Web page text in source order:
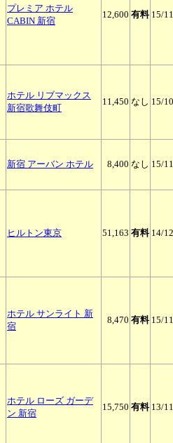
プレミア ホテル
CABIN 新宿
12,600 有料 15/11
ホテル リブマックス
新宿歌舞伎町
11,450 なし 15/10
新宿 アーバン ホテル 8,400 なし 15/11
ヒルトン東京 51,163 有料 14/12
ホテル サンライト 新
宿
8,470 有料 15/11
ホテル ローズ ガーデ
ン 新宿
15,750 有料 13/11